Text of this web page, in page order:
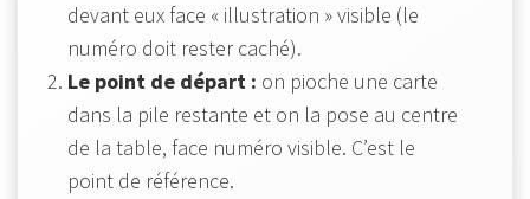
devant eux face « illustration » visible (le
numéro doit rester caché).
Le point de départ : on pioche une carte
dans la pile restante et on la pose au centre
de la table, face numéro visible. C’est le
point de référence.